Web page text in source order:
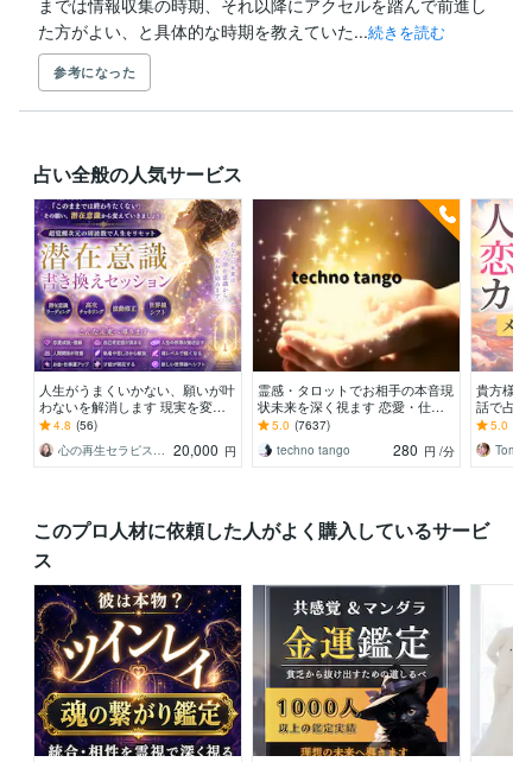
までは情報収集の時期、それ以降にアクセルを踏んで前進し
た方がよい、と具体的な時期を教えていた...続きを読む
参考になった
占い全般の人気サービス
人生がうまくいかない、願いが叶
わないを解消します 現実を変え
るために努力したのに、自力では
もう無理と感じている
4.8 (56)
20,000 円
霊感・タロットでお相手の本音現
状未来を深く視ます 恋愛・仕
事・家族・人間関係の本質を見抜
きスピード解決へ
5.0 (7637)
techno tango
280 円 /分
貴方様
話で占
オラク
ドを使
5.0
このプロ人材に依頼した人がよく購入しているサービ
ス